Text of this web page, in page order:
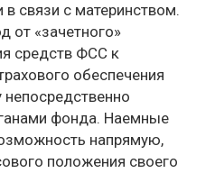
связи с материнством.
от «зачетного»
средств ФСС к
обеспечения
непосредственно
фонда. Наемные
напрямую,
положения своего